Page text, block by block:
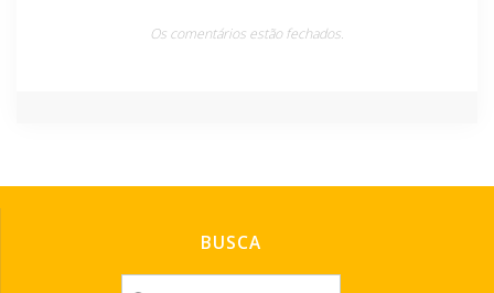
Os comentários estão fechados.
BUSCA